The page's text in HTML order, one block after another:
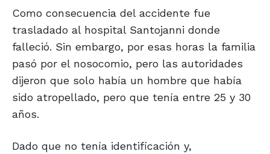
Como consecuencia del accidente fue
trasladado al hospital Santojanni donde
falleció. Sin embargo, por esas horas la familia
pasó por el nosocomio, pero las autoridades
dijeron que solo había un hombre que había
sido atropellado, pero que tenía entre 25 y 30
años.
Dado que no tenía identificación y,